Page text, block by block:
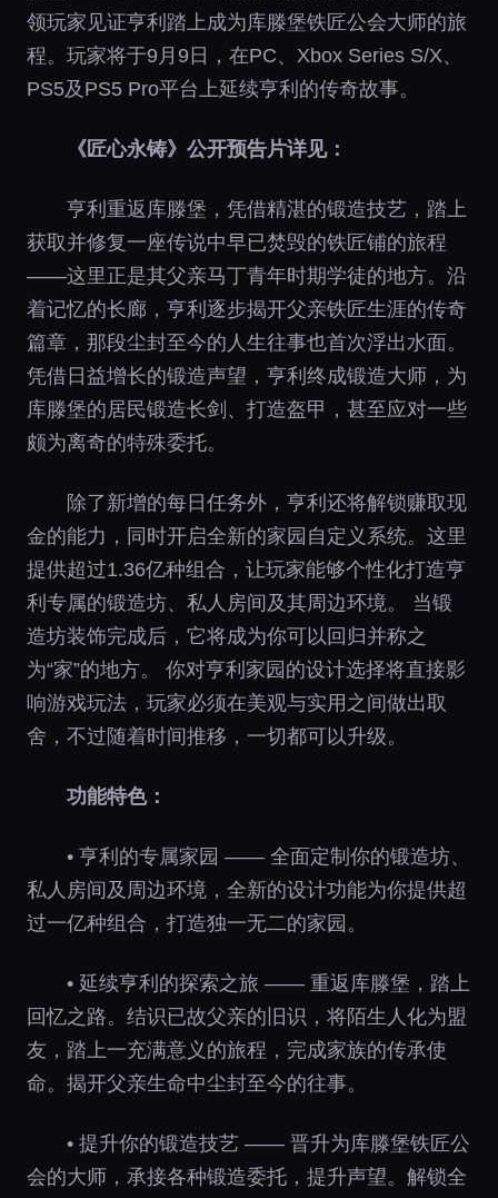
领玩家见证亨利踏上成为库滕堡铁匠公会大师的旅
程。玩家将于9月9日，在PC、Xbox Series S/X、
PS5及PS5 Pro平台上延续亨利的传奇故事。
《匠心永铸》公开预告片详见：
亨利重返库滕堡，凭借精湛的锻造技艺，踏上
获取并修复一座传说中早已焚毁的铁匠铺的旅程
——这里正是其父亲马丁青年时期学徒的地方。沿
着记忆的长廊，亨利逐步揭开父亲铁匠生涯的传奇
篇章，那段尘封至今的人生往事也首次浮出水面。
凭借日益增长的锻造声望，亨利终成锻造大师，为
库滕堡的居民锻造长剑、打造盔甲，甚至应对一些
颇为离奇的特殊委托。
除了新增的每日任务外，亨利还将解锁赚取现
金的能力，同时开启全新的家园自定义系统。这里
提供超过1.36亿种组合，让玩家能够个性化打造亨
利专属的锻造坊、私人房间及其周边环境。 当锻
造坊装饰完成后，它将成为你可以回归并称之
为“家”的地方。 你对亨利家园的设计选择将直接影
响游戏玩法，玩家必须在美观与实用之间做出取
舍，不过随着时间推移，一切都可以升级。
功能特色：
• 亨利的专属家园 —— 全面定制你的锻造坊、
私人房间及周边环境，全新的设计功能为你提供超
过一亿种组合，打造独一无二的家园。
• 延续亨利的探索之旅 —— 重返库滕堡，踏上
回忆之路。结识已故父亲的旧识，将陌生人化为盟
友，踏上一充满意义的旅程，完成家族的传承使
命。揭开父亲生命中尘封至今的往事。
• 提升你的锻造技艺 —— 晋升为库滕堡铁匠公
会的大师，承接各种锻造委托，提升声望。解锁全